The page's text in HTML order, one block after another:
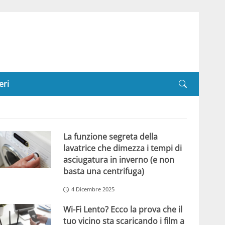
La funzione segreta della
lavatrice che dimezza i tempi di
asciugatura in inverno (e non
basta una centrifuga)
4 Dicembre 2025
Wi-Fi Lento? Ecco la prova che il
tuo vicino sta scaricando i film a